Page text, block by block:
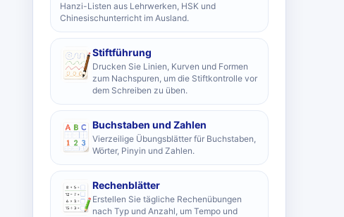
Hanzi-Listen aus Lehrwerken, HSK und
Chinesischunterricht im Ausland.
Stiftführung
Drucken Sie Linien, Kurven und Formen
zum Nachspuren, um die Stiftkontrolle vor
dem Schreiben zu üben.
Buchstaben und Zahlen
Vierzeilige Übungsblätter für Buchstaben,
Wörter, Pinyin und Zahlen.
Rechenblätter
Erstellen Sie tägliche Rechenübungen
nach Typ und Anzahl, um Tempo und